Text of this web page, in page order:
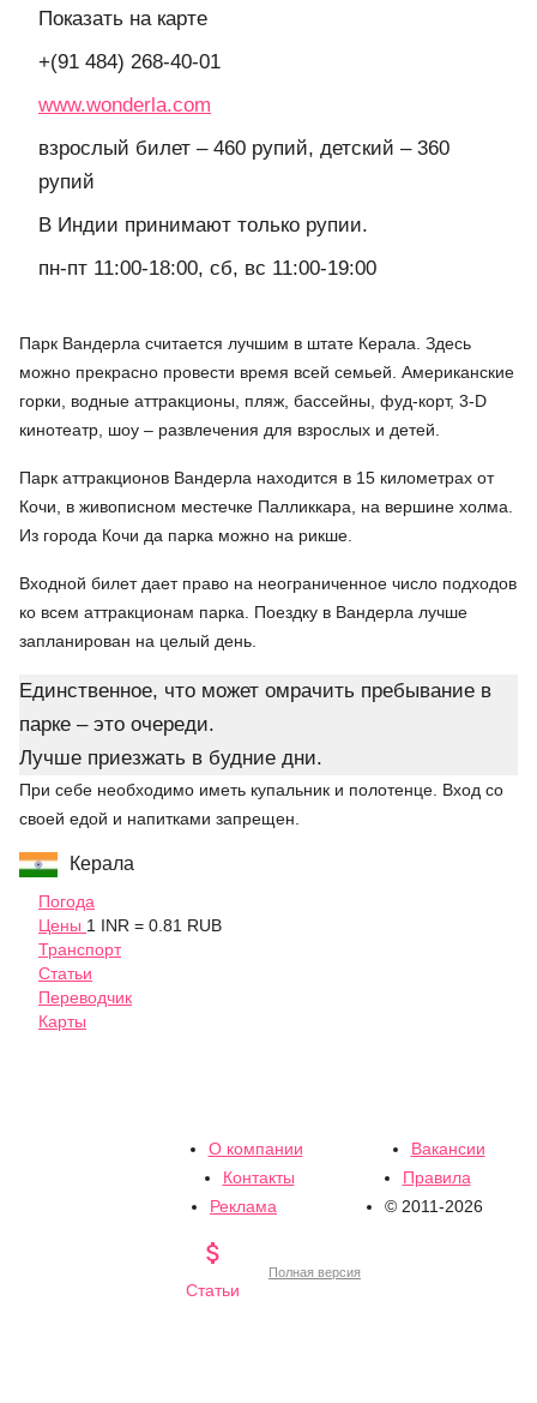
Показать на карте
+(91 484) 268-40-01
www.wonderla.com
взрослый билет – 460 рупий, детский – 360
рупий
В Индии принимают только рупии.
пн-пт 11:00-18:00, сб, вс 11:00-19:00
Парк Вандерла считается лучшим в штате Керала. Здесь
можно прекрасно провести время всей семьей. Американские
горки, водные аттракционы, пляж, бассейны, фуд-корт, 3-D
кинотеатр, шоу – развлечения для взрослых и детей.
Парк аттракционов Вандерла находится в 15 километрах от
Кочи, в живописном местечке Палликкара, на вершине холма.
Из города Кочи да парка можно на рикше.
Входной билет дает право на неограниченное число подходов
ко всем аттракционам парка. Поездку в Вандерла лучше
запланирован на целый день.
Единственное, что может омрачить пребывание в
парке – это очереди.
Лучше приезжать в будние дни.
При себе необходимо иметь купальник и полотенце. Вход со
своей едой и напитками запрещен.
Керала
Погода
Цены 1 INR = 0.81 RUB
Транспорт
Статьи
Переводчик
Карты
О компании
Вакансии
Контакты
Правила
Реклама
© 2011-2026

Статьи
Полная версия